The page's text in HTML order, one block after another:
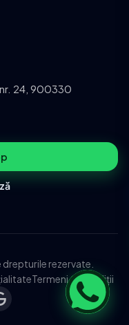
24, 900330
rezervate.
Termeni și Condiții